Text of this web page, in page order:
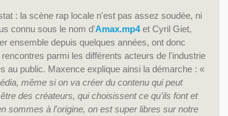
: la scène rap locale n'est pas assez soudée, ni
connu sous le nom d'Amax.mp4 et Cyril Giet,
ensemble depuis quelques années, ont donc
parmi les différents acteurs de l'industrie
au public. Maxence explique ainsi la démarche : «
même si on va créer du contenu qui peut
des créateurs, qui choisissent ce qu'ils font et
sommes à l'origine, on est super libres sur notre